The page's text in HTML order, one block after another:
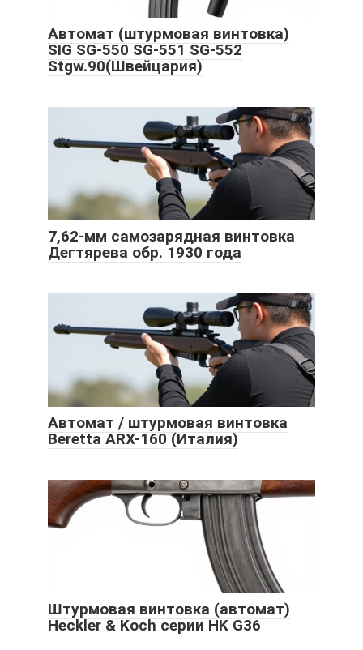
Автомат (штурмовая винтовка)
SIG SG-550 SG-551 SG-552
Stgw.90(Швейцария)
7,62-мм самозарядная винтовка
Дегтярева обр. 1930 года
Автомат / штурмовая винтовка
Beretta ARX-160 (Италия)
Штурмовая винтовка (автомат)
Heckler & Koch серии HK G36